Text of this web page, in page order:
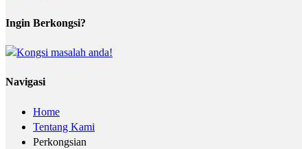
Ingin Berkongsi?
Navigasi
Home
Tentang Kami
Perkongsian